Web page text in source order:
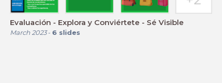
Evaluación - Explora y Conviértete - Sé Visible
March 2023- 6 slides